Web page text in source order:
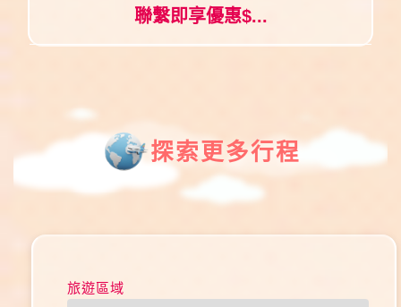
聯繫即享優惠$...
探索更多行程
旅遊區域